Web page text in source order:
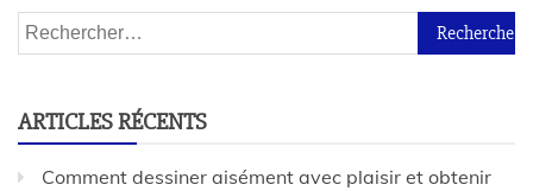
ARTICLES RÉCENTS
Comment dessiner aisément avec plaisir et obtenir